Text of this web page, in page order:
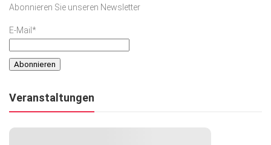
Lifestyle
Ausflug & Reise
SACHSEN IN PARIS
Abonnieren Sie unseren Newsletter
E-Mail*
Veranstaltungen